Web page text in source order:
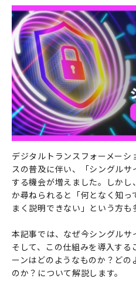
デジタルトランスフォーメー
スの普及に伴い、「シングル
する機会が増えました。しか
か尋ねられると「何となく知っ
まく説明できない」という方も
本記事では、なぜ今シングルサ
そして、この仕組みを導入す
ーンはどのようなものか？どの
のか？について解説します。